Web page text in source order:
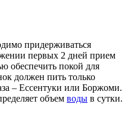
придерживаться
первых 2 дней прием
обеспечить покой для
должен пить только
– Ессентуки или Боржоми.
объем воды в сутки.